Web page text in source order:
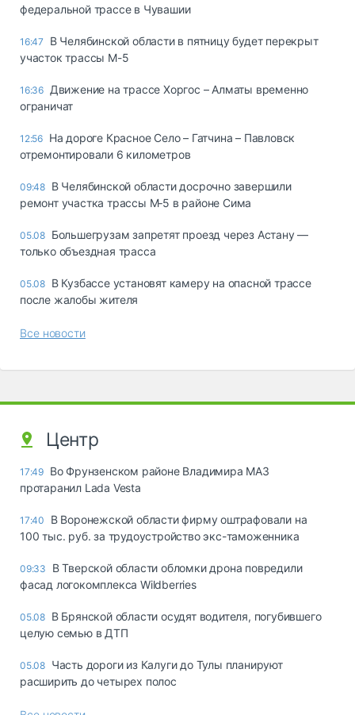
федеральной трассе в Чувашии
16:47
В Челябинской области в пятницу будет перекрыт
участок трассы М-5
16:36 Движение на трассе Хоргос – Алматы временно
ограничат
12:56 На дороге Красное Село – Гатчина – Павловск
отремонтировали 6 километров
09:48 В Челябинской области досрочно завершили
ремонт участка трассы М‑5 в районе Сима
05.08 Большегрузам запретят проезд через Астану —
только объездная трасса
05.08 В Кузбассе установят камеру на опасной трассе
после жалобы жителя
Все новости
Центр
17:49 Во Фрунзенском районе Владимира МАЗ
протаранил Lada Vesta
17:40
В Воронежской области фирму оштрафовали на
100 тыс. руб. за трудоустройство экс-таможенника
09:33
В Тверской области обломки дрона повредили
фасад логокомплекса Wildberries
05.08 В Брянской области осудят водителя, погубившего
целую семью в ДТП
05.08 Часть дороги из Калуги до Тулы планируют
расширить до четырех полос